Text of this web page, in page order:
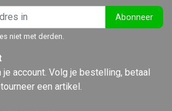
Abonneer
niet met derden.
je account. Volg je bestelling, betaal
een artikel.